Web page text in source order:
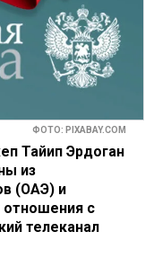
ФОТО: PIXABAY.COM
Тайип Эрдоган
из
(ОАЭ) и
отношения с
телеканал